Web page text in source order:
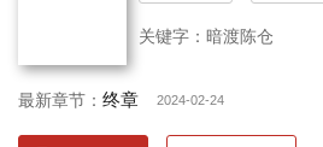
关键字：暗渡陈仓
最新章节： 终章 2024-02-24